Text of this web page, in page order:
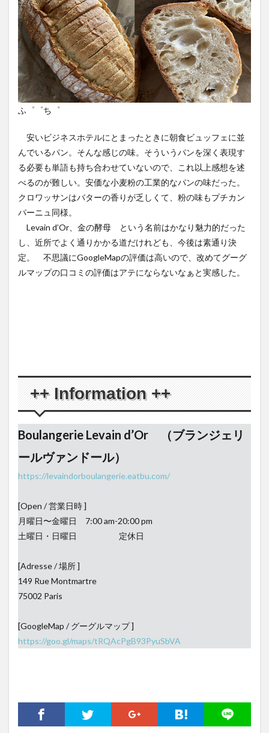
ふ゜゜ち゜
安いビジネスホテルにとまったときに朝食ビュッフェに並
んでいるパン。そんな感じの味。そういうパンを深く表現す
る必要も単語も持ち合わせていないので、これ以上感想を述
べるのが難しい。安価な小麦粉の工業的なパンの味だった。
クロワッサンはバターの香りが乏しくて、粉の味もプチカン
パーニュ同様。
Levain d’Or、金の酵母 という名前はかなり魅力的だった
し、近所でよく通りかかる道だけれども、今後は素通り決
定。 不思議にGoogleMapの評価は高いので、改めてグーグ
ルマップの口コミの評価はアテにならないなぁと実感した。
++ Information ++
Boulangerie Levain d’Or （ブランジェリ
ールヴァンドール）
https://levaindorboulangerie.eatbu.com/
[Open / 営業日時 ]
月曜日〜金曜日 7:00 am-20:00 pm
土曜日・日曜日 定休日
[Adresse / 場所 ]
149 Rue Montmartre
75002 Paris
[GoogleMap / グーグルマップ ]
https://goo.gl/maps/tRQAcPgB93PyuSbVA